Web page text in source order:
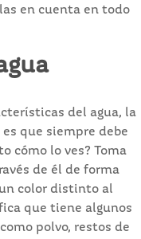
en cuenta en todo
del agua, la
que siempre debe
cómo lo ves? Toma
de él de forma
color distinto al
que tiene algunos
polvo, restos de